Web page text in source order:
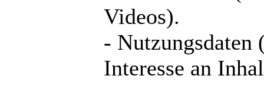
Videos).
- Nutzungsdaten
Interesse an